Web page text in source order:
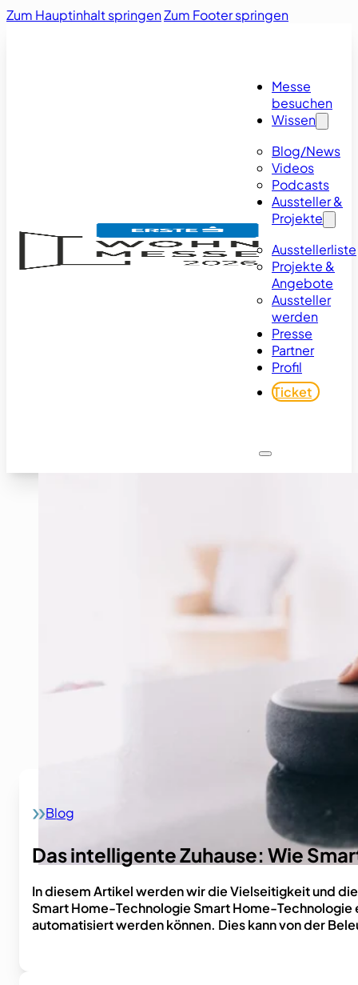
Zum Hauptinhalt springenZum Footer springen
Messe
besuchen
Wissen
Blog/News
Videos
Podcasts
Aussteller &
Projekte
Ausstellerliste
Projekte &
Angebote
Aussteller
werden
Presse
Partner
Profil
Ticket
Home
Blog
Das intelligente Zuhause: Wie
In diesem Artikel werden wir die Vielseitigkeit und
Smart Home-Technologie Smart Home-Technologie
automatisiert werden können. Dies kann von der